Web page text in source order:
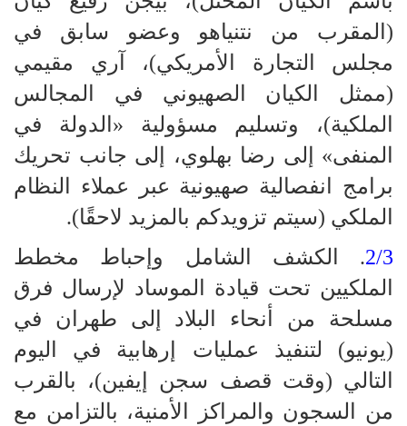
(المقرب من نتنياهو وعضو سابق في
مجلس التجارة الأمريكي)، آري مقيمي
(ممثل الكيان الصهيوني في المجالس
الملكية)، وتسليم مسؤولية «الدولة في
المنفى» إلى رضا بهلوي، إلى جانب تحريك
برامج انفصالية صهيونية عبر عملاء النظام
الملكي (سيتم تزويدكم بالمزيد لاحقًا).
2/3. الكشف الشامل وإحباط مخطط
الملكيين تحت قيادة الموساد لإرسال فرق
مسلحة من أنحاء البلاد إلى طهران في
(يونيو) لتنفيذ عمليات إرهابية في اليوم
التالي (وقت قصف سجن إيفين)، بالقرب
من السجون والمراكز الأمنية، بالتزامن مع